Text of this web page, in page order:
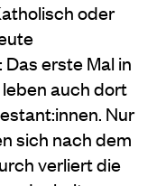
oder
erste Mal in
auch dort
Nur
sich nach dem
verliert die